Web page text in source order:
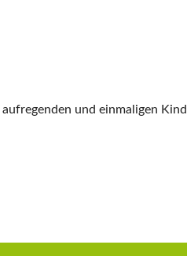
und einmaligen